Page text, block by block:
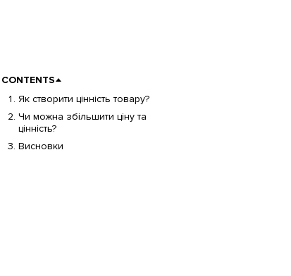
CONTENTS
Як створити цінність товару?
Чи можна збільшити ціну та
цінність?
Висновки